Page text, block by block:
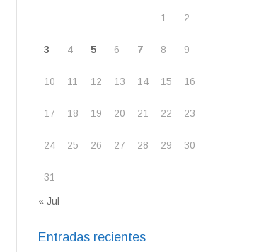
1 2
3 4 5 6 7 8 9
10 11 12 13 14 15 16
17 18 19 20 21 22 23
24 25 26 27 28 29 30
31
« Jul
Entradas recientes